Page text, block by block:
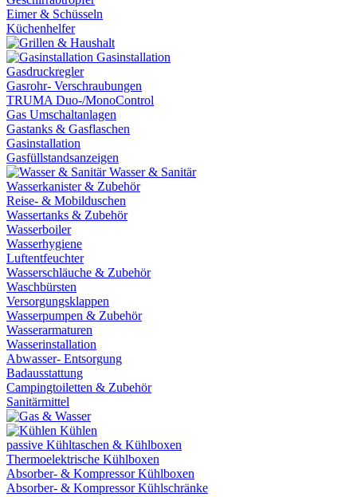
Eimer & Schüsseln
Küchenhelfer
Gasinstallation
Gasdruckregler
Gasrohr- Verschraubungen
TRUMA Duo-/MonoControl
Gas Umschaltanlagen
Gastanks & Gasflaschen
Gasinstallation
Gasfüllstandsanzeigen
Wasser & Sanitär
Wasserkanister & Zubehör
Reise- & Mobilduschen
Wassertanks & Zubehör
Wasserboiler
Wasserhygiene
Luftentfeuchter
Wasserschläuche & Zubehör
Waschbürsten
Versorgungsklappen
Wasserpumpen & Zubehör
Wasserarmaturen
Wasserinstallation
Abwasser- Entsorgung
Badausstattung
Campingtoiletten & Zubehör
Sanitärmittel
Kühlen
passive Kühltaschen & Kühlboxen
Thermoelektrische Kühlboxen
Absorber- & Kompressor Kühlboxen
Absorber- & Kompressor Kühlschränke